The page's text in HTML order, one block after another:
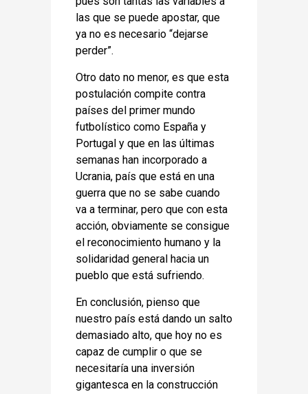
las que se puede apostar, que
ya no es necesario “dejarse
perder”.
Otro dato no menor, es que esta
postulación compite contra
países del primer mundo
futbolístico como España y
Portugal y que en las últimas
semanas han incorporado a
Ucrania, país que está en una
guerra que no se sabe cuando
va a terminar, pero que con esta
acción, obviamente se consigue
el reconocimiento humano y la
solidaridad general hacia un
pueblo que está sufriendo.
En conclusión, pienso que
nuestro país está dando un salto
demasiado alto, que hoy no es
capaz de cumplir o que se
necesitaría una inversión
gigantesca en la construcción